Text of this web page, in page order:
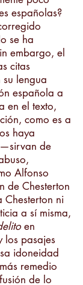
españolas?
se ha
embargo, el
citas
lengua
española a
en el texto,
como es a
haya
de
Alfonso
de Chesterton
Chesterton ni
a sí misma,
en
los pasajes
idoneidad
remedio
de lo